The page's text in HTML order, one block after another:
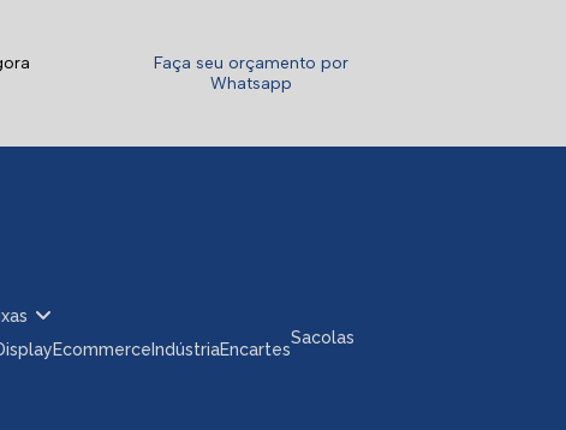
Faça seu orçamento por
Whatsapp
Sacolas
Display Ecommerce Encartes
Indústria